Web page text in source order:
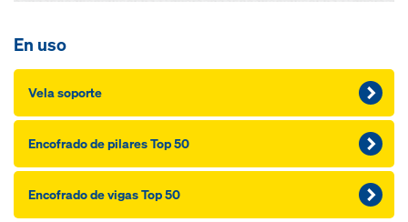
En uso
Vela soporte
Encofra­do de pila­res Top 50
Encofra­do de vi­gas Top 50